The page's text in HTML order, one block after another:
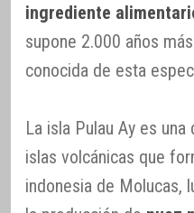
ingrediente
supone 2.000 años
conocida de esta
La isla Pulau Ay es
islas volcánicas que
indonesia de Molucas,